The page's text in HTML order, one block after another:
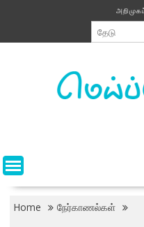
content
Home நேர்காணல்கள்